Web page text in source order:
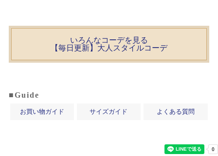
いろんなコーデを見る
【毎日更新】大人スタイルコーデ
■Guide
お買い物ガイド サイズガイド よくある質問